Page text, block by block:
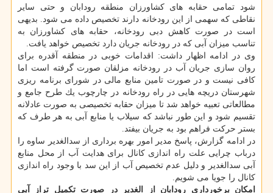
شود تمامی حقابه های كشاورزان منطقه رودابان و حتی سایر
نقاطی كه سهمی از این رودخانه دارند تخصیص داده می شود. بدیهی
است در صورت كاهش دبی رودخانه، حقابه های كشاورزان به
تناسب میزان آبی كه در رودخانه جریان دارد تخصیص خواهد یافت.
وی در ادامه اظهار داشت: اقدامات خوبی در منطقه آقدره برای
روان سازی جریان آب در رودخانه مزلقان صورت گرفته است اما
كافی نیست و در صورت تامین منابع مالی در شورای برنامه ریزی
شهرستان دریچه هایی در راه رودخانه در چارچوب یك طرح جامع و
مطالعاتی تعبیه خواهد شد تا میزان حقابه تخصیصی به صورت عادلانه
تقسیم شود و این طور نباشد كه سیلاب یا منابع آبی به هر طرف كه
بستر حركت فراهم بود به جریان بیفتد.
در ادامه گزارش، پاسخ مدیر امور بهره برداری از سدالغدیر ساوه را
درباب چرایی علت راه اندازی كانال برای هدایت آب از محل منابع
آبی سدالغدیر و دلیل عدم تخصیص آب از این سد با وجود راه اندازی
كانال را جویا می شویم.
امكان برخورداری رودابان از الغدیر در صورت تكمیل تراز آبی